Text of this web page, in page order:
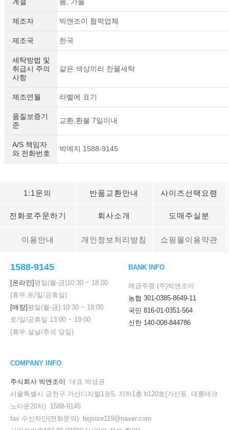
제조자 빅앤조이 협력업체
제조국 한국
세탁방법 및
취급시 주의
사항
같은 색상끼리 찬물세탁
제조연월 라벨에 표기
품질보증기
준
교환,환불 7일이내
A/S 책임자
와 전화번호
박예지 1588-9145
1:1문의 반품교환안내 사이즈선택요령
전화로주문하기 회사소개 도매주실분
이용안내 개인정보처리방침 쇼핑몰이용약관
1588-9145
[온라인]평일(월-금)10:30 ~ 18:00
(휴무:토/일/공휴일)
[매장]평일(월-금) 10:30 ~ 19:00
토/일/공휴일 13:00 ~ 19:00
(휴무:설날/추석 당일)
BANK INFO
예금주명 (주)빅앤조이
농협 301-0385-8649-11
국민 816-01-0351-564
신한 140-008-844786
COMPANY INFO
주식회사 빅앤조이
대표 박성권
서울특별시 금천구 가산디지털1로5, 지하1층 b120호(가산동, 대륭테크
노타운20차) 1588-9145
fax 수신차단(전화문의) bigsize119@naver.com